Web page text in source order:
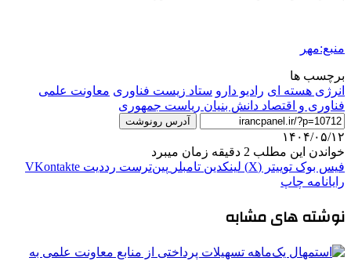
منبع:مهر
برچسب ها
انرژی هسته ای رادیو دارو ستاد زیست فناوری معاونت علمی
فناوری و اقتصاد دانش بنیان ریاست جمهوری
آدرس رونوشت
۱۴۰۴/۰۵/۱۲
خواندن این مطلب 2 دقیقه زمان میبرد
فیس بوک توییتر (X) لینکدین ‫تامبلر ‫پین‌ترست ‫رددیت ‫VKontakte
رایانامه چاپ
نوشته های مشابه